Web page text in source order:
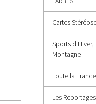
Cartes
Sports d'Hiver,
Montagne
Toute la
Les Reportages